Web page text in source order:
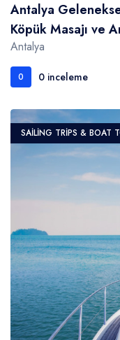
Antalya
Köpük Masajı ve
Antalya
0 0 inceleme
SAILING TRIPS & BOAT